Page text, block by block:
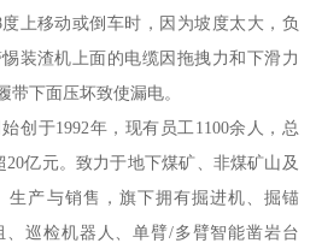
上移动或倒车时，因为坡度太大，负
装渣机上面的电缆因拖拽力和下滑力
带下面压坏致使漏电。
创于1992年，现有员工1100余人，总
亿元。致力于地下煤矿、非煤矿山及
生产与销售，旗下拥有掘进机、掘锚
巡检机器人、单臂/多臂智能凿岩台